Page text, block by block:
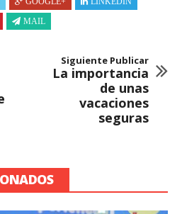
MAIL
Siguiente Publicar
La importancia
de unas
vacaciones
seguras